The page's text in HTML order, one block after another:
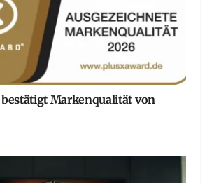
bestätigt Markenqualität von